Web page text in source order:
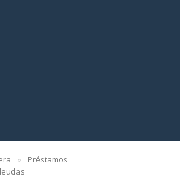
Préstamos